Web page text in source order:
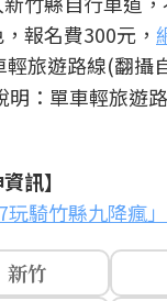
報名費300元，
明：單車輕旅遊
訊】
玩騎竹縣九降瘋
新竹